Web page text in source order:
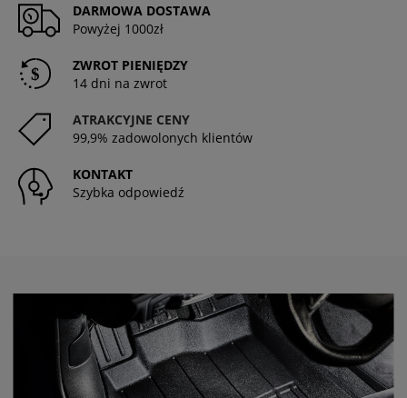
DARMOWA DOSTAWA
Powyżej 1000zł
ZWROT PIENIĘDZY
14 dni na zwrot
ATRAKCYJNE CENY
99,9% zadowolonych klientów
KONTAKT
Szybka odpowiedź